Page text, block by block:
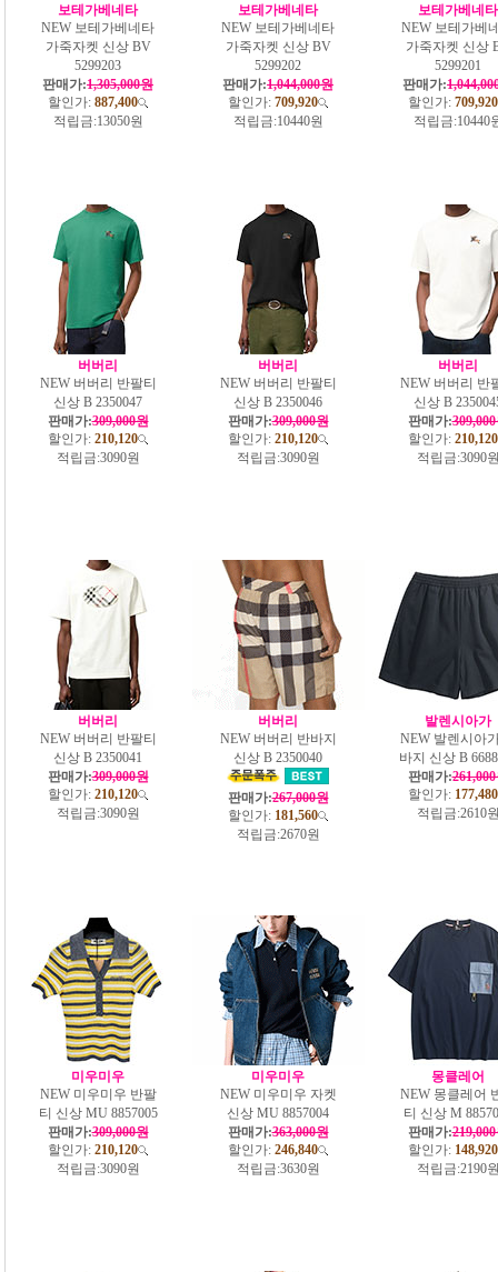
보테가베네타
NEW 보테가베네타
가죽자켓 신상 BV
5299203
판매가:1,305,000원
할인가: 887,400
적립금:13050원
보테가베네타
NEW 보테가베네타
가죽자켓 신상 BV
5299202
판매가:1,044,000원
할인가: 709,920
적립금:10440원
보테가베네타
NEW 보테가베
가죽자켓 신상
5299201
판매가:
할인가: 709,920
적립금:10440
버버리
NEW 버버리 반팔티
신상 B 2350047
판매가:309,000원
할인가: 210,120
적립금:3090원
버버리
NEW 버버리 반팔티
신상 B 2350046
판매가:309,000원
할인가: 210,120
적립금:3090원
버버리
NEW 버버리 반
신상 B
판매가:
할인가: 210,120
적립금:3090
버버리
NEW 버버리 반팔티
신상 B 2350041
판매가:309,000원
할인가: 210,120
적립금:3090원
버버리
NEW 버버리 반바지
신상 B 2350040
판매가:267,000원
할인가: 181,560
적립금:2670원
발렌시아가
NEW 발렌시아
바지 신상 B
판매가:
할인가: 177,480
적립금:2610
미우미우
NEW 미우미우 반팔
티 신상 MU 8857005
판매가:309,000원
할인가: 210,120
적립금:3090원
미우미우
NEW 미우미우 자켓
신상 MU 8857004
판매가:363,000원
할인가: 246,840
적립금:3630원
몽클레어
NEW 몽클레어
티 신상 M
판매가:
할인가: 148,920
적립금:2190